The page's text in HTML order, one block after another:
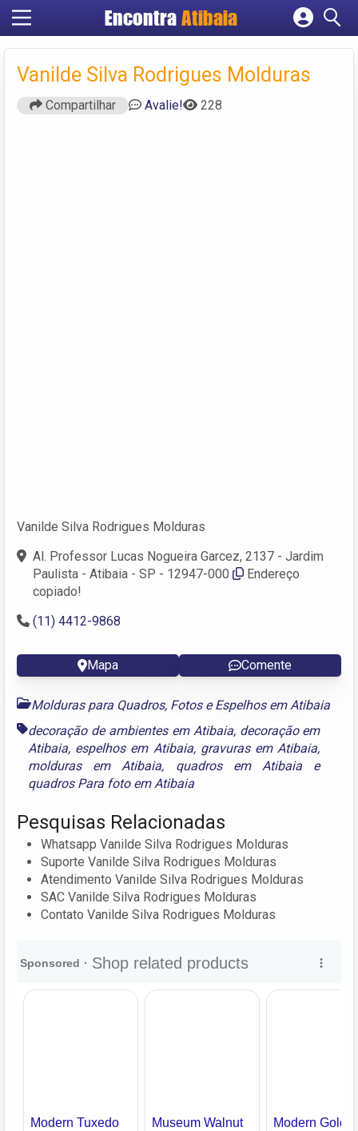
Encontra Atibaia
Cadastrar empresa
Criar conta
Vanilde Silva Rodrigues Molduras
Compartilhar Avalie! 228
Vanilde Silva Rodrigues Molduras
Al. Professor Lucas Nogueira Garcez, 2137 - Jardim
Paulista - Atibaia - SP - 12947-000
Endereço
copiado!
(11) 4412-9868
Mapa Comente
Molduras para Quadros, Fotos e Espelhos em Atibaia
decoração de ambientes em Atibaia, decoração em
Atibaia, espelhos em Atibaia, gravuras em Atibaia,
molduras em Atibaia, quadros em Atibaia e
quadros Para foto em Atibaia
Pesquisas Relacionadas
Whatsapp Vanilde Silva Rodrigues Molduras
Suporte Vanilde Silva Rodrigues Molduras
Atendimento Vanilde Silva Rodrigues Molduras
SAC Vanilde Silva Rodrigues Molduras
Contato Vanilde Silva Rodrigues Molduras